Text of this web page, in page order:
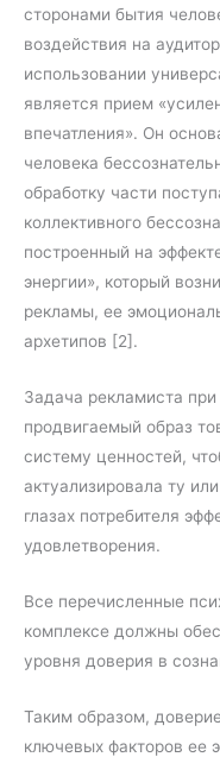
сторонами бытия
воздействия на
использовании
является прием
впечатления». Он
человека
обработку части
коллективного
построенный на
энергии», который
рекламы, ее
архетипов [2].
Задача рекламиста
продвигаемый образ
систему ценностей,
актуализировала ту
глазах потребителя
удовлетворения.
Все перечисленные
комплексе должны
уровня доверия в
Таким образом,
ключевых факторов ее